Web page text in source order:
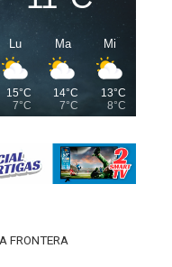
Lu
15°C
7°C
Ma
14°C
7°C
Mi
13°C
8°C
FRONTERA